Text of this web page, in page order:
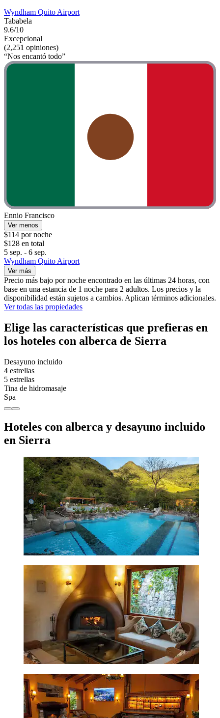
Wyndham Quito Airport
Tababela
9.6/10
Excepcional
(2,251 opiniones)
“Nos encantó todo”
Ennio Francisco
Ver menos
$114 por noche
$128 en total
5 sep. - 6 sep.
Wyndham Quito Airport
Ver más
Precio más bajo por noche encontrado en las últimas 24 horas, con
base en una estancia de 1 noche para 2 adultos. Los precios y la
disponibilidad están sujetos a cambios. Aplican términos adicionales.
Ver todas las propiedades
Elige las características que prefieras en
los hoteles con alberca de Sierra
Desayuno incluido
4 estrellas
5 estrellas
Tina de hidromasaje
Spa
Hoteles con alberca y desayuno incluido
en Sierra